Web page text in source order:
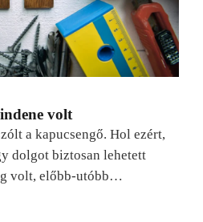
volt
a kapucsengő. Hol ezért,
dolgot biztosan lehetett
volt, előbb-utóbb…